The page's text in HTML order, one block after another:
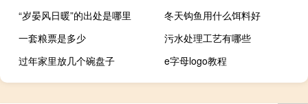
“岁晏风日暖”的出处是哪里
冬天钩鱼用什么饵料好
一套粮票是多少
污水处理工艺有哪些
过年家里放几个碗盘子
e字母logo教程